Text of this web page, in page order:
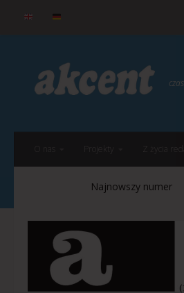
Przejdź do treści
Projekty Z życia
Najnowszy numer